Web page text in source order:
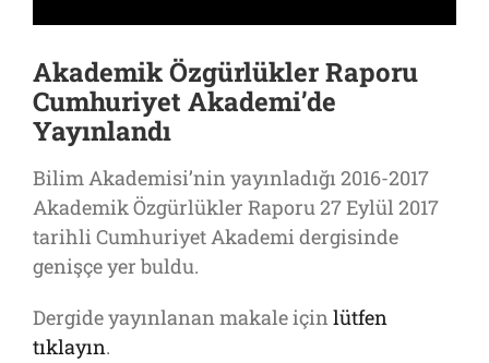
Akademik Özgürlükler Raporu
Cumhuriyet Akademi’de
Yayınlandı
Bilim Akademisi’nin yayınladığı 2016-2017
Akademik Özgürlükler Raporu 27 Eylül 2017
tarihli Cumhuriyet Akademi dergisinde
genişçe yer buldu.
Dergide yayınlanan makale içinlütfen
tıklayın.